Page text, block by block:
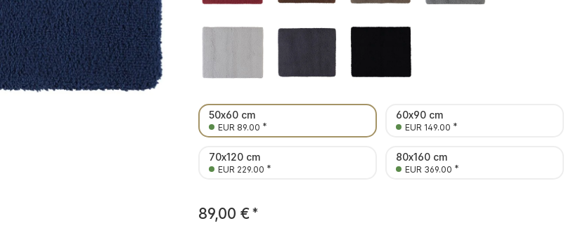
50x60 cm
EUR 89.00 *
60x90 cm
EUR 149.00 *
70x120 cm
EUR 229.00 *
80x160 cm
EUR 369.00 *
89,00 € *